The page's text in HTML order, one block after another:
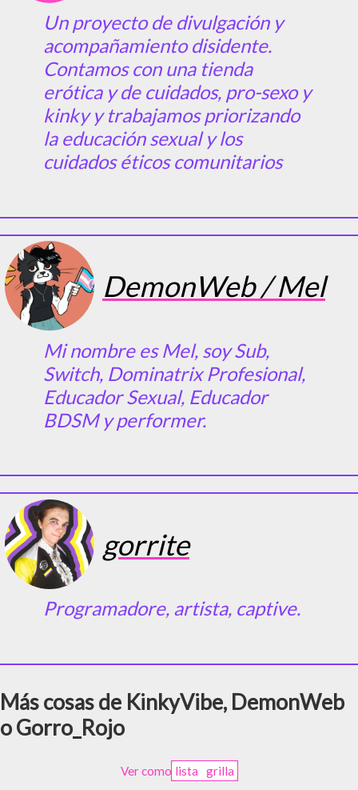
Un proyecto de divulgación y
acompañamiento disidente.
Contamos con una tienda
erótica y de cuidados, pro-sexo y
kinky y trabajamos priorizando
la educación sexual y los
cuidados éticos comunitarios
DemonWeb / Mel
Mi nombre es Mel, soy Sub,
Switch, Dominatrix Profesional,
Educador Sexual, Educador
BDSM y performer.
gorrite
Programadore, artista, captive.
Más cosas de KinkyVibe, DemonWeb
o Gorro_Rojo
Ver como lista grilla